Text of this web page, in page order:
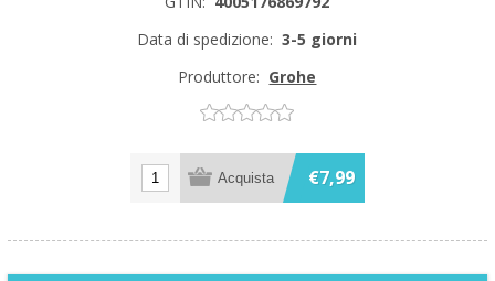
Data di spedizione: 3-5 giorni
Produttore: Grohe
€7,99